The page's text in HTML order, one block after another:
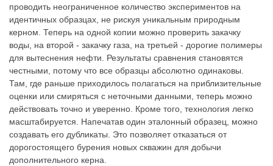
проводить неограниченное количество экспериментов на
идентичных образцах, не рискуя уникальным природным
керном. Теперь на одной копии можно проверить закачку
воды, на второй - закачку газа, на третьей - дорогие полимеры
для вытеснения нефти. Результаты сравнения становятся
честными, потому что все образцы абсолютно одинаковы.
Там, где раньше приходилось полагаться на приблизительные
оценки или смиряться с неточными данными, теперь можно
действовать точно и уверенно. Кроме того, технология легко
масштабируется. Напечатав один эталонный образец, можно
создавать его дубликаты. Это позволяет отказаться от
дорогостоящего бурения новых скважин для добычи
дополнительного керна.